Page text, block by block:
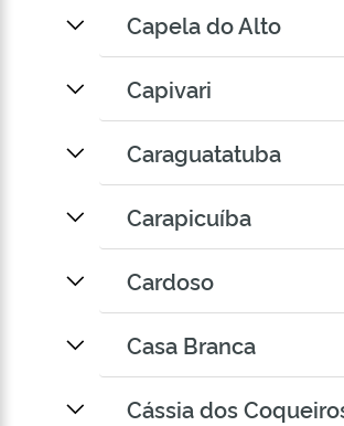
Capela do Alto
Capivari
Caraguatatuba
Carapicuíba
Cardoso
Casa Branca
Cássia dos